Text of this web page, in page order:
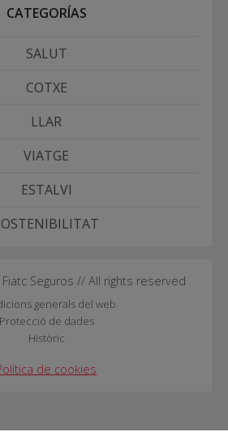
CATEGORÍAS
SALUT
COTXE
LLAR
VIATGE
ESTALVI
Seguros // All rights reserved
generals del web
Protecció de dades
Històric
de cookies